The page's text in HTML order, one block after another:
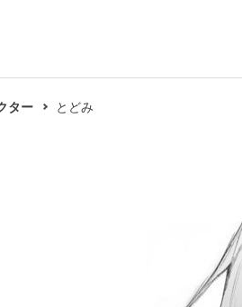
ター とどみ